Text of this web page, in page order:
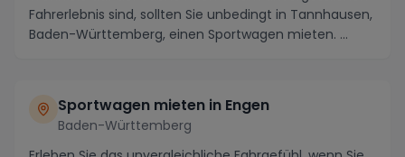
Fahrerlebnis sind, sollten Sie unbedingt in Tannhausen,
Baden-Württemberg, einen Sportwagen mieten. ...
Sportwagen mieten in Engen
Baden-Württemberg